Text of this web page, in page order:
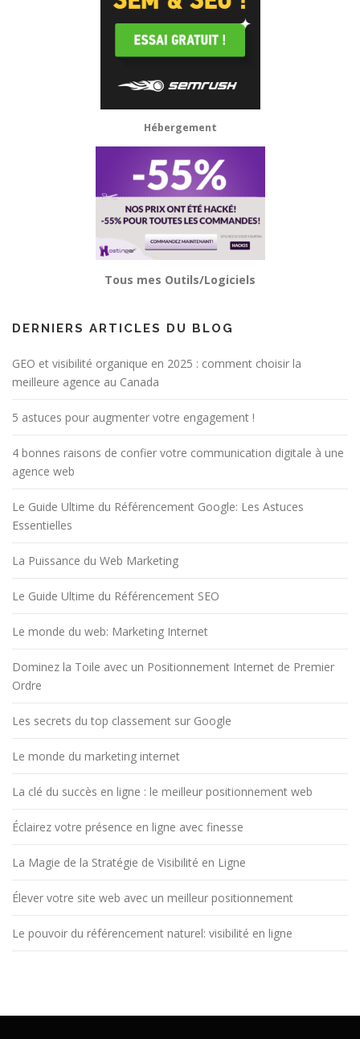
Hébergement
Tous mes Outils/Logiciels
DERNIERS ARTICLES DU BLOG
GEO et visibilité organique en 2025 : comment choisir la
meilleure agence au Canada
5 astuces pour augmenter votre engagement !
4 bonnes raisons de confier votre communication digitale à une
agence web
Le Guide Ultime du Référencement Google: Les Astuces
Essentielles
La Puissance du Web Marketing
Le Guide Ultime du Référencement SEO
Le monde du web: Marketing Internet
Dominez la Toile avec un Positionnement Internet de Premier
Ordre
Les secrets du top classement sur Google
Le monde du marketing internet
La clé du succès en ligne : le meilleur positionnement web
Éclairez votre présence en ligne avec finesse
La Magie de la Stratégie de Visibilité en Ligne
Élever votre site web avec un meilleur positionnement
Le pouvoir du référencement naturel: visibilité en ligne